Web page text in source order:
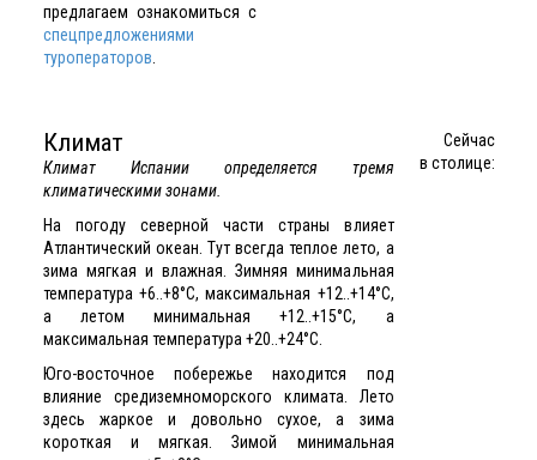
предлагаем ознакомиться с
спецпредложениями
туроператоров
Климат
Климат Испании определяется тремя
климатическими зонами.
На погоду северной части страны влияет
Атлантический океан. Тут всегда теплое лето, а
зима мягкая и влажная. Зимняя минимальная
температура +6..+8°C, максимальная +12..+14°C,
а летом минимальная +12..+15°C, а
максимальная температура +20..+24°C.
Юго-восточное побережье находится под
влияние средиземноморского климата. Лето
здесь жаркое и довольно сухое, а зима
короткая и мягкая. Зимой минимальная
Сейчас
в столице: